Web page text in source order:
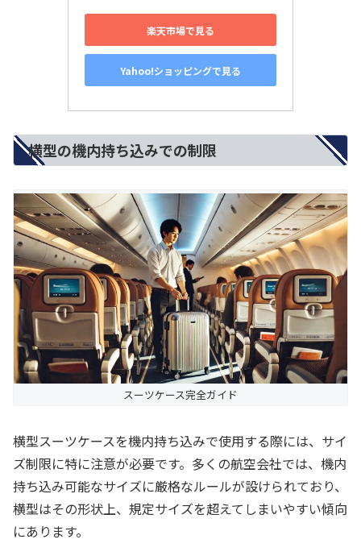
楽天市場で見る
Yahoo!ショッピングで見る
横型の機内持ち込みでの制限
スーツケース完全ガイド
横型スーツケースを機内持ち込みで使用する際には、サイ
ズ制限に特に注意が必要です。多くの航空会社では、機内
持ち込み可能なサイズに厳格なルールが設けられており、
横型はその形状上、規定サイズを超えてしまいやすい傾向
にあります。